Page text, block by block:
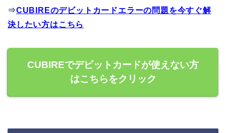
⇒CUBIREのデビットカードエラーの問題を今すぐ解
決したい方はこちら
CUBIREでデビットカードが使えない方
はこちらをクリック